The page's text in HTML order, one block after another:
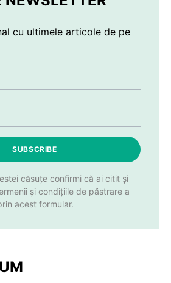
cu ultimele articole de pe
SUBSCRIBE
căsuțe confirmi că ai citit și
și condițiile de păstrare a
acest formular.